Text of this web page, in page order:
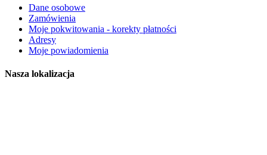
Dane osobowe
Zamówienia
Moje pokwitowania - korekty płatności
Adresy
Moje powiadomienia
Nasza lokalizacja